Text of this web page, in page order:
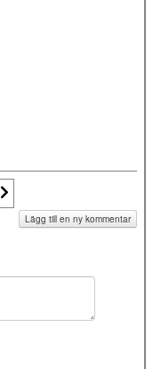
30 år efter
15-åring
Lägg till en ny kommentar